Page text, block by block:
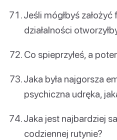
Jeśli mógłbyś
działalności
Co spieprzyłeś, a
Jaka była najgorsza
psychiczna udręka,
Jaka jest najbardziej
codziennej rutynie?